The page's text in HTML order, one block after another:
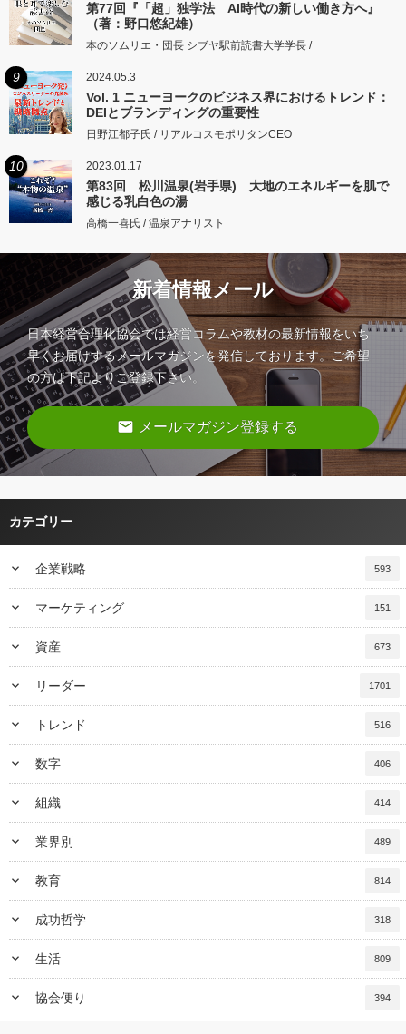
第77回『「超」独学法 AI時代の新しい働き方へ』
（著：野口悠紀雄）
本のソムリエ・団長 シブヤ駅前読書大学学長 /
9 2024.05.3
Vol. 1 ニューヨークのビジネス界におけるトレンド：
DEIとブランディングの重要性
日野江都子氏 / リアルコスモポリタンCEO
10 2023.01.17
第83回 松川温泉(岩手県) 大地のエネルギーを肌で
感じる乳白色の湯
高橋一喜氏 / 温泉アナリスト
新着情報メール
日本経営合理化協会では経営コラムや教材の最新情報をいち
早くお届けするメールマガジンを発信しております。ご希望
の方は下記よりご登録下さい。
email メールマガジン登録する
カテゴリー
keyboard_arrow_down 企業戦略 593
keyboard_arrow_down マーケティング 151
keyboard_arrow_down 資産 673
keyboard_arrow_down リーダー 1701
keyboard_arrow_down トレンド 516
keyboard_arrow_down 数字 406
keyboard_arrow_down 組織 414
keyboard_arrow_down 業界別 489
keyboard_arrow_down 教育 814
keyboard_arrow_down 成功哲学 318
keyboard_arrow_down 生活 809
keyboard_arrow_down 協会便り 394